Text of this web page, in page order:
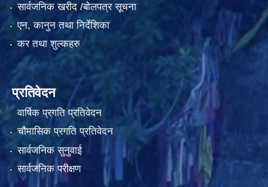
सार्वजनिक खरीद /बोलपत्र सूचना
एन, कानुन तथा निर्देशिका
कर तथा शुल्कहरु
प्रतिवेदन
वार्षिक प्रगति प्रतिवेदन
चौमासिक प्रगति प्रतिवेदन
सार्वजनिक सुनुवाई
सार्वजनिक परीक्षण